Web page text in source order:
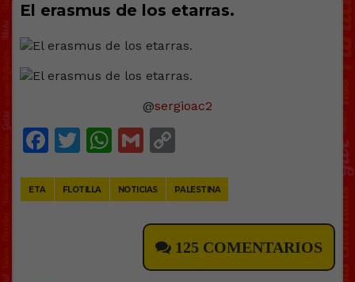
El erasmus de los etarras.
@sergioac2
Facebook
Twitter
WhatsApp
Gmail
ETA FLOTILLA NOTICIAS PALESTINA
125 COMENTARIOS